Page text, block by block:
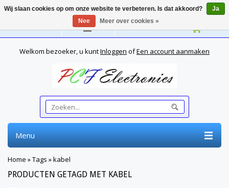
Nederlands
Welkom bezoeker, u kuntInloggen ofEen account aanmaken
Menu
Home »Tags »kabel
PRODUCTEN GETAGD MET KABEL
Wij slaan cookies op om onze website te verbeteren. Is dat akkoord?
Ja
Nee
Meer over cookies »